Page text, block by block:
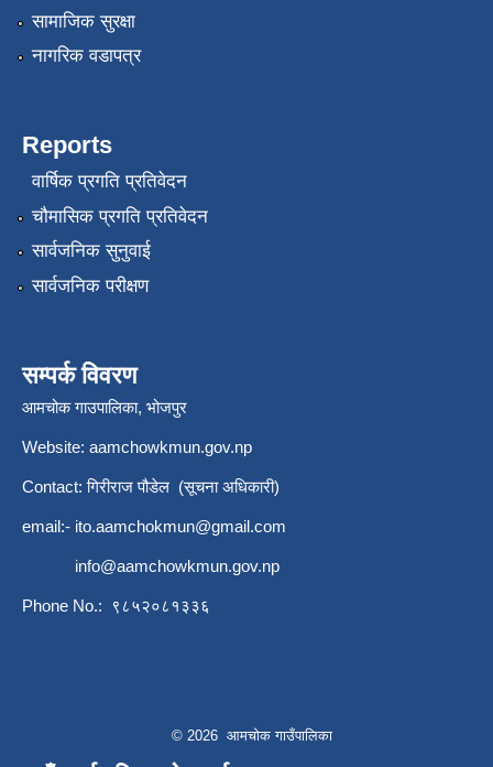
सामाजिक सुरक्षा
नागरिक वडापत्र
Reports
वार्षिक प्रगति प्रतिवेदन
चौमासिक प्रगति प्रतिवेदन
सार्वजनिक सुनुवाई
सार्वजनिक परीक्षण
सम्पर्क विवरण
आमचोक गाउपालिका, भोजपुर
Website: aamchowkmun.gov.np
Contact: गिरीराज पौडेल (सूचना अधिकारी)
email:- ito.aamchokmun@gmail.com
info@aamchowkmun.gov.np
Phone No.: ९८५२०८१३३६
© 2026 आमचोक गाउँपालिका